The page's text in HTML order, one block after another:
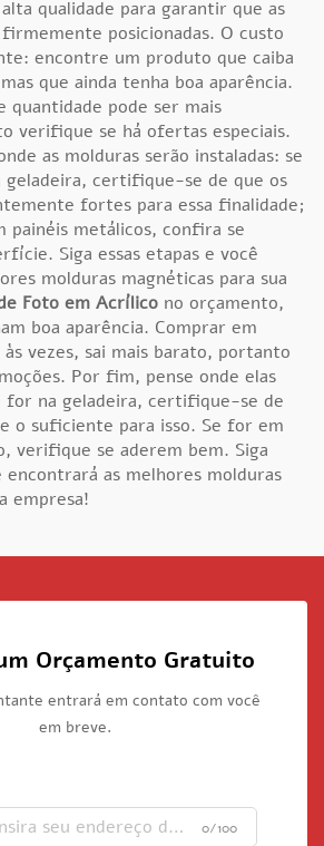
qualidade para garantir que as
posicionadas. O custo
encontre um produto que caiba
que ainda tenha boa aparência.
quantidade pode ser mais
verifique se há ofertas especiais.
as molduras serão instaladas: se
geladeira, certifique-se de que os
fortes para essa finalidade;
painéis metálicos, confira se
Siga essas etapas e você
molduras magnéticas para sua
Foto em Acrílico no orçamento,
boa aparência. Comprar em
vezes, sai mais barato, portanto
Por fim, pense onde elas
for na geladeira, certifique-se de
o suficiente para isso. Se for em
verifique se aderem bem. Siga
encontrará as melhores molduras
empresa!
Orçamento Gratuito
entrará em contato com você
em breve.
0/100